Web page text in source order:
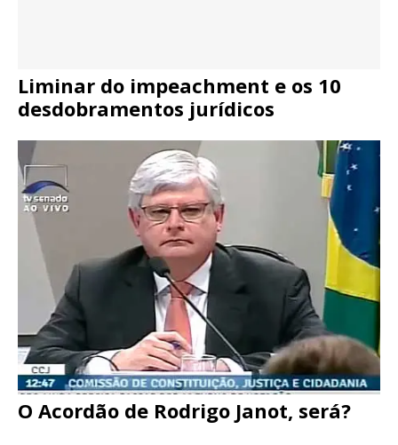
Liminar do impeachment e os 10
desdobramentos jurídicos
O Acordão de Rodrigo Janot, será?